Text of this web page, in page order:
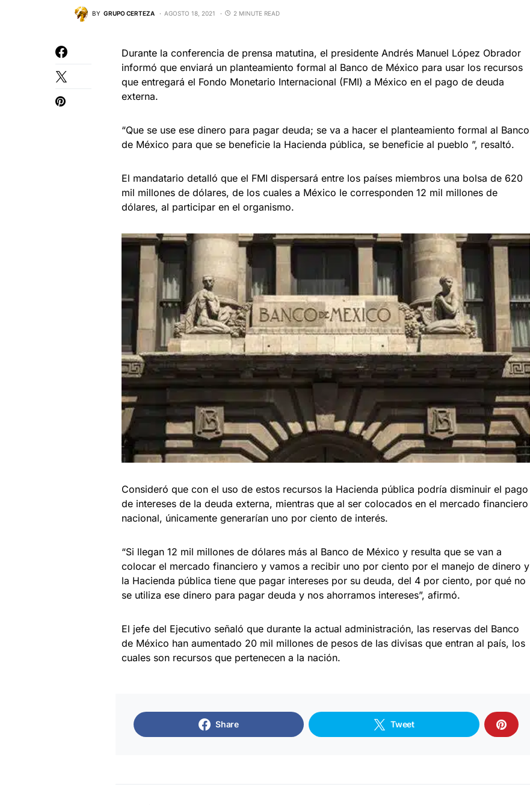
BY GRUPO CERTEZA AGOSTO 18, 2021 2 MINUTE READ
Durante la conferencia de prensa matutina, el presidente Andrés Manuel López Obrador
informó que enviará un planteamiento formal al Banco de México para usar los recursos
que entregará el Fondo Monetario Internacional (FMI) a México en el pago de deuda
externa.
“Que se use ese dinero para pagar deuda; se va a hacer el planteamiento formal al Banco
de México para que se beneficie la Hacienda pública, se beneficie al pueblo ”, resaltó.
El mandatario detalló que el FMI dispersará entre los países miembros una bolsa de 620
mil millones de dólares, de los cuales a México le corresponden 12 mil millones de
dólares, al participar en el organismo.
Consideró que con el uso de estos recursos la Hacienda pública podría disminuir el pago
de intereses de la deuda externa, mientras que al ser colocados en el mercado financiero
nacional, únicamente generarían uno por ciento de interés.
“Si llegan 12 mil millones de dólares más al Banco de México y resulta que se van a
colocar el mercado financiero y vamos a recibir uno por ciento por el manejo de dinero y
la Hacienda pública tiene que pagar intereses por su deuda, del 4 por ciento, por qué no
se utiliza ese dinero para pagar deuda y nos ahorramos intereses”, afirmó.
El jefe del Ejecutivo señaló que durante la actual administración, las reservas del Banco
de México han aumentado 20 mil millones de pesos de las divisas que entran al país, los
cuales son recursos que pertenecen a la nación.
Share Tweet